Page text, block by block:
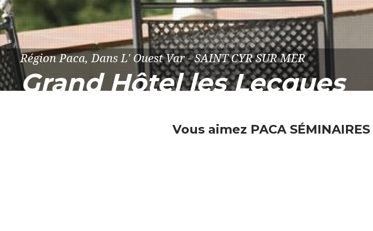
Région Paca, Dans L' Ouest Var - SAINT CYR SUR MER
Grand Hôtel les Lecques
Vous aimez PACA SÉMINAIRES